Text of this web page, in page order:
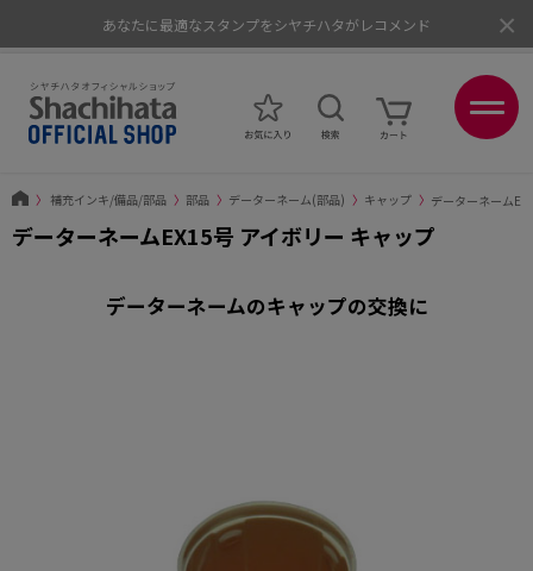
あなたに最適なスタンプをシヤチハタがレコメンド
〉 補充インキ/備品/部品 〉 部品 〉 データーネーム(部品) 〉 キャップ 〉 データーネーム
データーネームEX15号 アイボリー キャップ
×
データーネームのキャップの交換に